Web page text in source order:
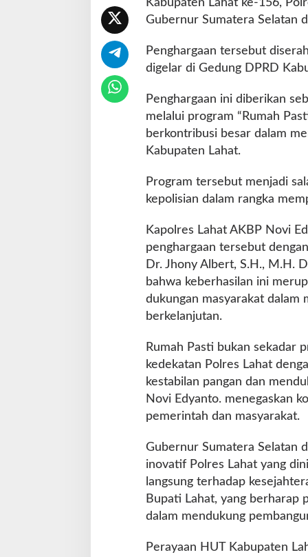
e
g
h
a
a
n
i
u
b
n
u
r
B
u
p
Kabupaten Lahat ke-156,
Gubernur Sumatera Selatan
Penghargaan tersebut
digelar di Gedung DPRD
Penghargaan ini diberikan
melalui program “Rumah
berkontribusi besar dalam
Kabupaten Lahat.
Program tersebut menjadi
kepolisian dalam rangka
Kapolres Lahat AKBP Novi
penghargaan tersebut
Dr. Jhony Albert, S.H., M.H.
bahwa keberhasilan ini
dukungan masyarakat dalam
berkelanjutan.
Rumah Pasti bukan sekadar
kedekatan Polres Lahat
kestabilan pangan dan
Novi Edyanto. menegaskan
pemerintah dan masyarakat.
Gubernur Sumatera Selatan
inovatif Polres Lahat yang
langsung terhadap
Bupati Lahat, yang berharap
dalam mendukung
Perayaan HUT Kabupaten